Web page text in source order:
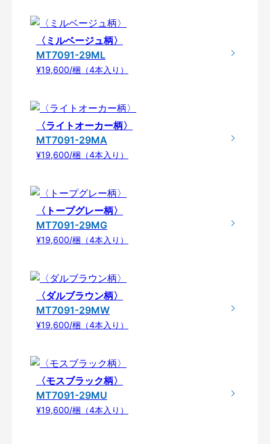
〈ミルベージュ柄〉
MT7091-29ML
¥19,600/梱（4本入り）
〈ライトオーカー柄〉
MT7091-29MA
¥19,600/梱（4本入り）
〈トープグレー柄〉
MT7091-29MG
¥19,600/梱（4本入り）
〈ダルブラウン柄〉
MT7091-29MW
¥19,600/梱（4本入り）
〈モスブラック柄〉
MT7091-29MU
¥19,600/梱（4本入り）